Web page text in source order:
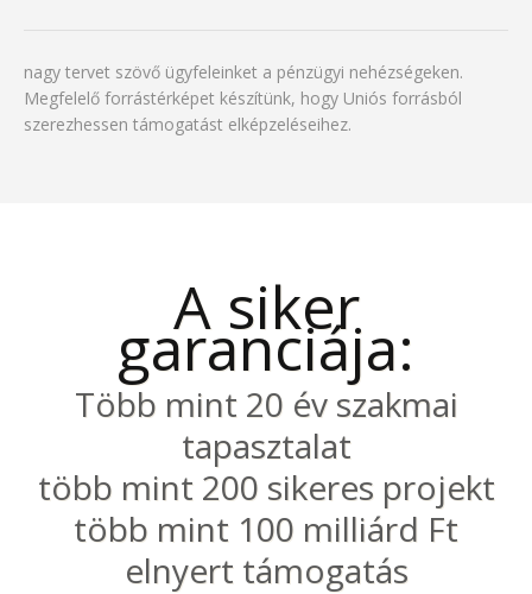
nagy tervet szövő ügyfeleinket a pénzügyi nehézségeken.
Megfelelő forrástérképet készítünk, hogy Uniós forrásból
szerezhessen támogatást elképzeléseihez.
A siker
garanciája:
Több mint 20 év szakmai
tapasztalat
több mint 200 sikeres projekt
több mint 100 milliárd Ft
elnyert támogatás